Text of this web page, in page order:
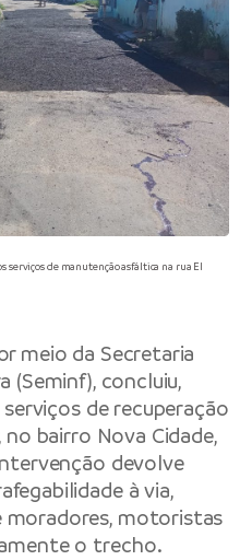
serviços de manutenção asfáltica na rua El
meio da Secretaria
(Seminf), concluiu,
de recuperação
no bairro Nova Cidade,
devolve
à via,
moradores, motoristas
o trecho.